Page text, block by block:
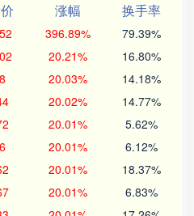
涨幅
换手率
396.89% 79.39%
20.21% 16.80%
20.03% 14.18%
20.02% 14.77%
20.01% 5.62%
20.01% 6.12%
20.01% 18.37%
20.01% 6.83%